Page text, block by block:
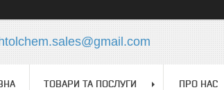
ТОВАРИ ТА ПОСЛУГИ ПРО НАС